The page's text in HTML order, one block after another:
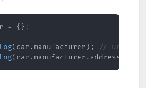
= { } ;
( car .manufacturer ) ;
//
( car .manufacturer . address